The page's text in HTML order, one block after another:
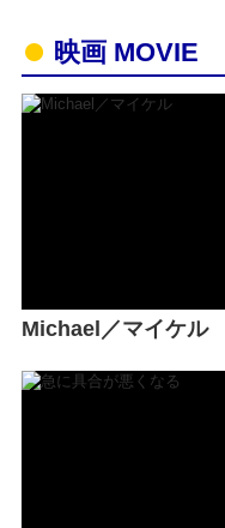
映画 MOVIE
Michael／マイケル